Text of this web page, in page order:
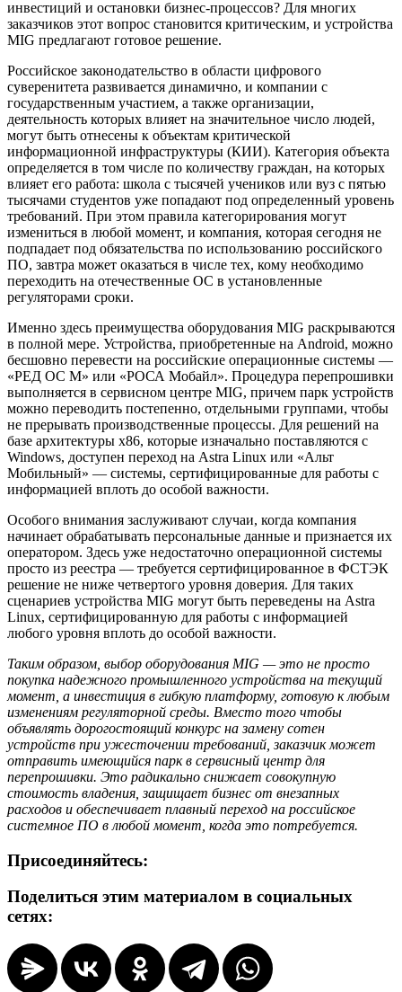
инвестиций и остановки бизнес-процессов? Для многих
заказчиков этот вопрос становится критическим, и устройства
MIG предлагают готовое решение.
Российское законодательство в области цифрового
суверенитета развивается динамично, и компании с
государственным участием, а также организации,
деятельность которых влияет на значительное число людей,
могут быть отнесены к объектам критической
информационной инфраструктуры (КИИ). Категория объекта
определяется в том числе по количеству граждан, на которых
влияет его работа: школа с тысячей учеников или вуз с пятью
тысячами студентов уже попадают под определенный уровень
требований. При этом правила категорирования могут
измениться в любой момент, и компания, которая сегодня не
подпадает под обязательства по использованию российского
ПО, завтра может оказаться в числе тех, кому необходимо
переходить на отечественные ОС в установленные
регуляторами сроки.
Именно здесь преимущества оборудования MIG раскрываются
в полной мере. Устройства, приобретенные на Android, можно
бесшовно перевести на российские операционные системы —
«РЕД ОС М» или «РОСА Мобайл». Процедура перепрошивки
выполняется в сервисном центре MIG, причем парк устройств
можно переводить постепенно, отдельными группами, чтобы
не прерывать производственные процессы. Для решений на
базе архитектуры x86, которые изначально поставляются с
Windows, доступен переход на Astra Linux или «Альт
Мобильный» — системы, сертифицированные для работы с
информацией вплоть до особой важности.
Особого внимания заслуживают случаи, когда компания
начинает обрабатывать персональные данные и признается их
оператором. Здесь уже недостаточно операционной системы
просто из реестра — требуется сертифицированное в ФСТЭК
решение не ниже четвертого уровня доверия. Для таких
сценариев устройства MIG могут быть переведены на Astra
Linux, сертифицированную для работы с информацией
любого уровня вплоть до особой важности.
Таким образом, выбор оборудования MIG — это не просто
покупка надежного промышленного устройства на текущий
момент, а инвестиция в гибкую платформу, готовую к любым
изменениям регуляторной среды. Вместо того чтобы
объявлять дорогостоящий конкурс на замену сотен
устройств при ужесточении требований, заказчик может
отправить имеющийся парк в сервисный центр для
перепрошивки. Это радикально снижает совокупную
стоимость владения, защищает бизнес от внезапных
расходов и обеспечивает плавный переход на российское
системное ПО в любой момент, когда это потребуется.
Присоединяйтесь:
Поделиться этим материалом в социальных
сетях: